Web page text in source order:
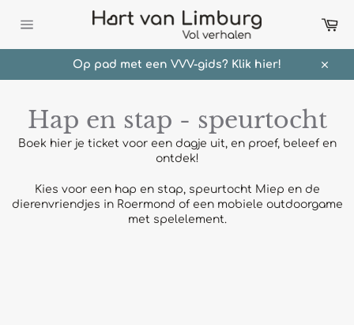
naar
content
Op pad met een VVV-gids? Klik hier!
Hap en stap - speurtocht
Boek hier je ticket voor een dagje uit, en proef, beleef en
ontdek!
Kies voor een hap en stap, speurtocht Miep en de
dierenvriendjes in Roermond of een mobiele outdoorgame
met spelelement.